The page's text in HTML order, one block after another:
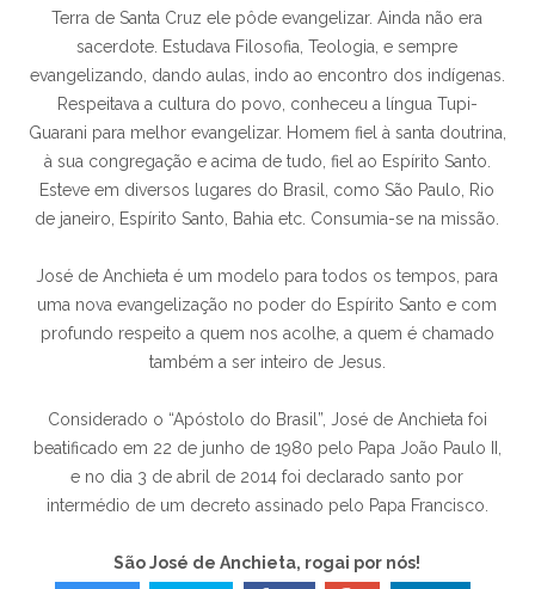
Terra de Santa Cruz ele pôde evangelizar. Ainda não era
sacerdote. Estudava Filosofia, Teologia, e sempre
evangelizando, dando aulas, indo ao encontro dos indígenas.
Respeitava a cultura do povo, conheceu a língua Tupi-
Guarani para melhor evangelizar. Homem fiel à santa doutrina,
à sua congregação e acima de tudo, fiel ao Espírito Santo.
Esteve em diversos lugares do Brasil, como São Paulo, Rio
de janeiro, Espírito Santo, Bahia etc. Consumia-se na missão.
José de Anchieta é um modelo para todos os tempos, para
uma nova evangelização no poder do Espírito Santo e com
profundo respeito a quem nos acolhe, a quem é chamado
também a ser inteiro de Jesus.
Considerado o “Apóstolo do Brasil”, José de Anchieta foi
beatificado em 22 de junho de 1980 pelo Papa João Paulo II,
e no dia 3 de abril de 2014 foi declarado santo por
intermédio de um decreto assinado pelo Papa Francisco.
São José de Anchieta, rogai por nós!